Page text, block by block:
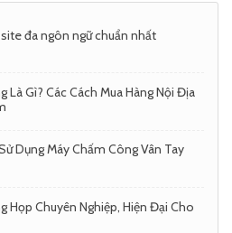
đa ngôn ngữ chuẩn nhất
Là Gì? Các Cách Mua Hàng Nội Địa
Dụng Máy Chấm Công Vân Tay
Họp Chuyên Nghiệp, Hiện Đại Cho